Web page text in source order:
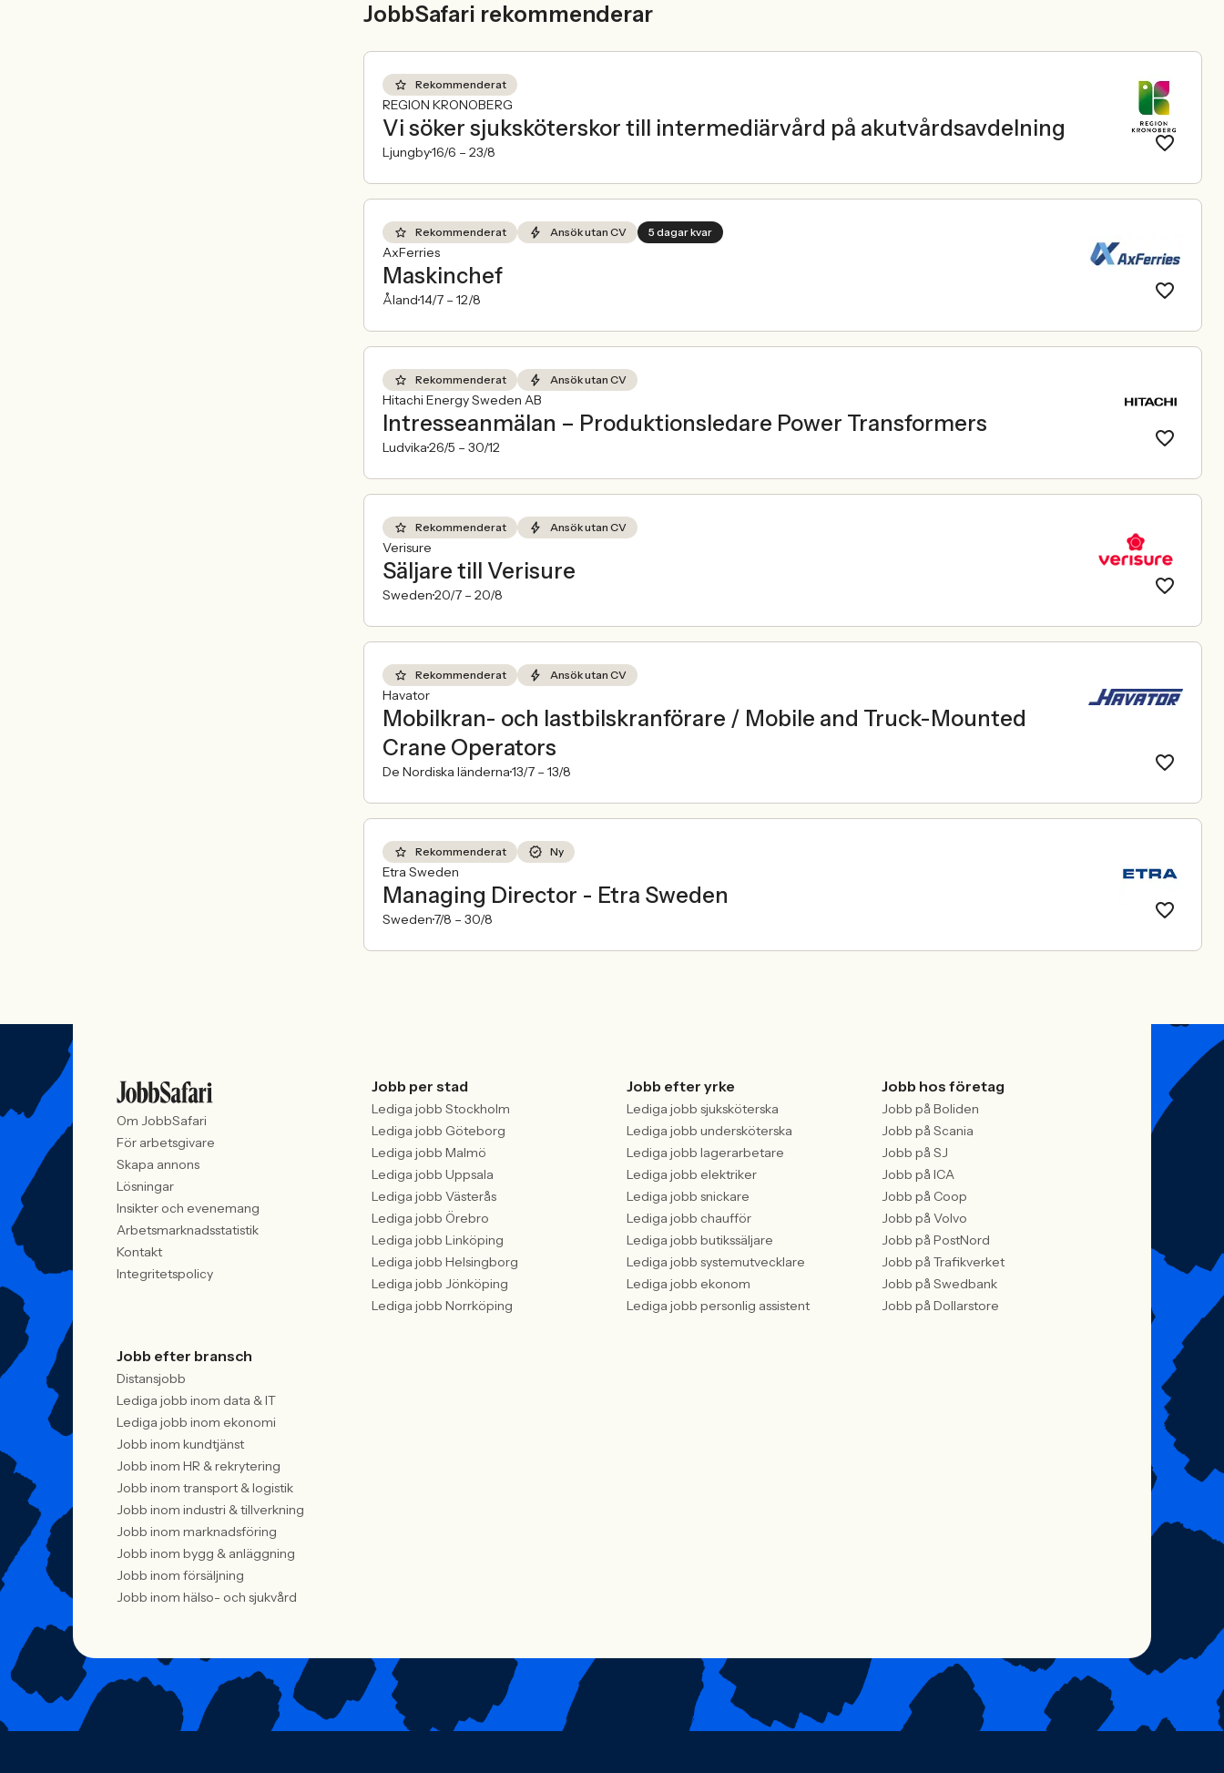
JobbSafari rekommenderar
Rekommenderat
REGION KRONOBERG
Vi söker sjuksköterskor till intermediärvård på akutvårdsavdelning
Ljungby16/6 – 23/8
Rekommenderat Ansök utan CV 5 dagar kvar
AxFerries
Maskinchef
Åland14/7 – 12/8
Rekommenderat Ansök utan CV
Hitachi Energy Sweden AB
Intresseanmälan – Produktionsledare Power Transformers
Ludvika26/5 – 30/12
Rekommenderat Ansök utan CV
Verisure
Säljare till Verisure
Sweden20/7 – 20/8
Rekommenderat Ansök utan CV
Havator
Mobilkran- och lastbilskranförare / Mobile and Truck-Mounted
Crane Operators
De Nordiska länderna13/7 – 13/8
Rekommenderat Ny
Etra Sweden
Managing Director - Etra Sweden
Sweden7/8 – 30/8
Om JobbSafari
För arbetsgivare
Skapa annons
Lösningar
Insikter och evenemang
Arbetsmarknadsstatistik
Kontakt
Integritetspolicy
Jobb per stad
Lediga jobb Stockholm
Lediga jobb Göteborg
Lediga jobb Malmö
Lediga jobb Uppsala
Lediga jobb Västerås
Lediga jobb Örebro
Lediga jobb Linköping
Lediga jobb Helsingborg
Lediga jobb Jönköping
Lediga jobb Norrköping
Jobb efter yrke
Lediga jobb sjuksköterska
Lediga jobb undersköterska
Lediga jobb lagerarbetare
Lediga jobb elektriker
Lediga jobb snickare
Lediga jobb chaufför
Lediga jobb butikssäljare
Lediga jobb systemutvecklare
Lediga jobb ekonom
Lediga jobb personlig assistent
Jobb hos företag
Jobb på Boliden
Jobb på Scania
Jobb på SJ
Jobb på ICA
Jobb på Coop
Jobb på Volvo
Jobb på PostNord
Jobb på Trafikverket
Jobb på Swedbank
Jobb på Dollarstore
Jobb efter bransch
Distansjobb
Lediga jobb inom data & IT
Lediga jobb inom ekonomi
Jobb inom kundtjänst
Jobb inom HR & rekrytering
Jobb inom transport & logistik
Jobb inom industri & tillverkning
Jobb inom marknadsföring
Jobb inom bygg & anläggning
Jobb inom försäljning
Jobb inom hälso- och sjukvård